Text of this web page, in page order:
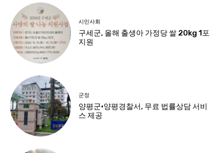
시민사회
구세군, 올해 출생아 가정당 쌀 20kg 1포
지원
군정
양평군·양평경찰서, 무료 법률상담 서비
스 제공